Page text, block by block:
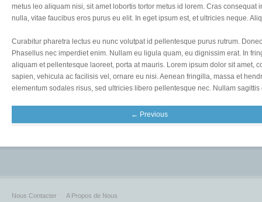
metus leo aliquam nisi, sit amet lobortis tortor metus id lorem. Cras
nulla, vitae faucibus eros purus eu elit. In eget ipsum est, et ultricies neque.
Curabitur pharetra lectus eu nunc volutpat id pellentesque purus rutrum.
Phasellus nec imperdiet enim. Nullam eu ligula quam, eu dignissim erat. In
aliquam et pellentesque laoreet, porta at mauris. Lorem ipsum dolor sit
sapien, vehicula ac facilisis vel, ornare eu nisi. Aenean fringilla, massa et
elementum sodales risus, sed ultricies libero pellentesque nec. Nullam
← Previous
Nous Contacter
A Propos de Nous